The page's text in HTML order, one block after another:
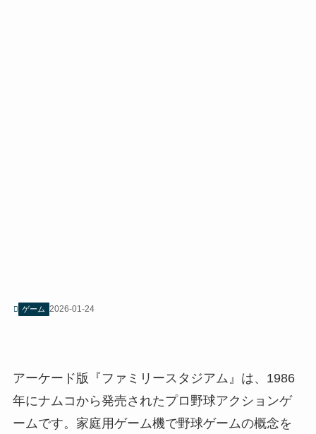
ゲーム 2026-01-24
アーケード版『ファミリースタジアム』は、1986
年にナムコから発売されたプロ野球アクションゲ
ームです。家庭用ゲーム機で野球ゲームの概念を